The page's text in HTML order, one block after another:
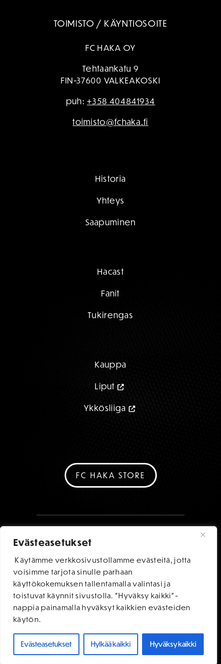
Evästeasetukset
Käytämme verkkosivustollamme evästeitä, jotta
voisimme tarjota sinulle parhaan
käyttökokemuksen tallentamalla valintasi ja
toistuvat käynnit sivustolla. "Hyväksy kaikki"-
nappia painamalla hyväksyt kaikkien evästeiden
käytön.
Evästeasetukset Hylkää kaikki Hyväksy kaikki
OSTA LIPUT
TOIMISTO / KÄYNTIOSOITE
FC HAKA OY
Tehtaankatu 9
FIN-37600 VALKEAKOSKI
puh:+358 404841934
toimisto@fchaka.fi
Historia
Yhteys
Saapuminen
Hacast
Fanit
Tukirengas
Kauppa
Liput
Ykkösliiga
FC HAKA STORE